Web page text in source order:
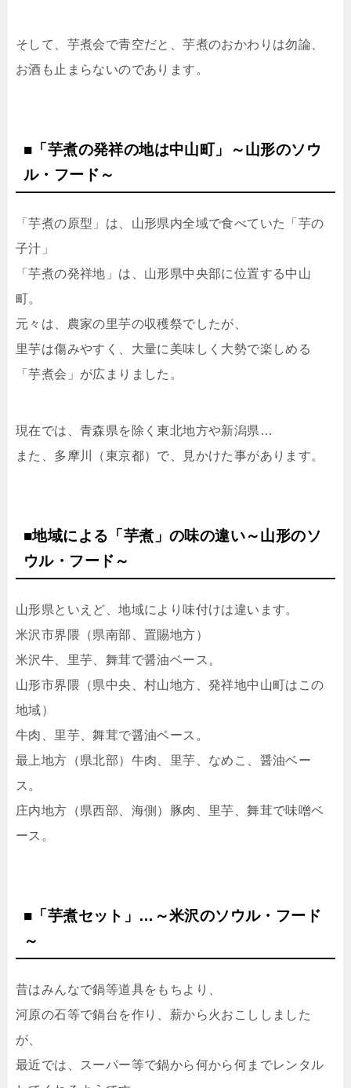
そして、芋煮会で青空だと、芋煮のおかわりは勿論、
お酒も止まらないのであります。
■「芋煮の発祥の地は中山町」～山形のソウ
ル・フード～
「芋煮の原型」は、山形県内全域で食べていた「芋の
子汁」
「芋煮の発祥地」は、山形県中央部に位置する中山
町。
元々は、農家の里芋の収穫祭でしたが、
里芋は傷みやすく、大量に美味しく大勢で楽しめる
「芋煮会」が広まりました。
現在では、青森県を除く東北地方や新潟県…
また、多摩川（東京都）で、見かけた事があります。
■地域による「芋煮」の味の違い～山形のソ
ウル・フード～
山形県といえど、地域により味付けは違います。
米沢市界隈（県南部、置賜地方）
米沢牛、里芋、舞茸で醤油ベース。
山形市界隈（県中央、村山地方、発祥地中山町はこの
地域）
牛肉、里芋、舞茸で醤油ベース。
最上地方（県北部）牛肉、里芋、なめこ、醤油ベー
ス。
庄内地方（県西部、海側）豚肉、里芋、舞茸で味噌ベ
ース。
■「芋煮セット」…～米沢のソウル・フード
～
昔はみんなで鍋等道具をもちより、
河原の石等で鍋台を作り、薪から火おこししました
が、
最近では、スーパー等で鍋から何から何までレンタル